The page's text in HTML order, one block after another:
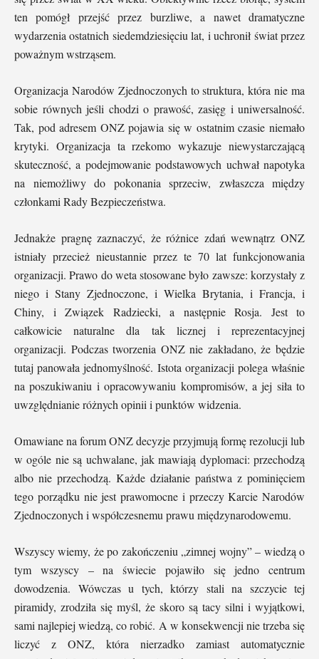
ten pomógł przejść przez burzliwe, a nawet dramatyczne
wydarzenia ostatnich siedemdziesięciu lat, i uchronił świat przez
poważnym wstrząsem.
Organizacja Narodów Zjednoczonych to struktura, która nie ma
sobie równych jeśli chodzi o prawość, zasięg i uniwersalność.
Tak, pod adresem ONZ pojawia się w ostatnim czasie niemało
krytyki. Organizacja ta rzekomo wykazuje niewystarczającą
skuteczność, a podejmowanie podstawowych uchwał napotyka
na niemożliwy do pokonania sprzeciw, zwłaszcza między
członkami Rady Bezpieczeństwa.
Jednakże pragnę zaznaczyć, że różnice zdań wewnątrz ONZ
istniały przecież nieustannie przez te 70 lat funkcjonowania
organizacji. Prawo do weta stosowane było zawsze: korzystały z
niego i Stany Zjednoczone, i Wielka Brytania, i Francja, i
Chiny, i Związek Radziecki, a następnie Rosja. Jest to
całkowicie naturalne dla tak licznej i reprezentacyjnej
organizacji. Podczas tworzenia ONZ nie zakładano, że będzie
tutaj panowała jednomyślność. Istota organizacji polega właśnie
na poszukiwaniu i opracowywaniu kompromisów, a jej siła to
uwzględnianie różnych opinii i punktów widzenia.
Omawiane na forum ONZ decyzje przyjmują formę rezolucji lub
w ogóle nie są uchwalane, jak mawiają dyplomaci: przechodzą
albo nie przechodzą. Każde działanie państwa z pominięciem
tego porządku nie jest prawomocne i przeczy Karcie Narodów
Zjednoczonych i współczesnemu prawu międzynarodowemu.
Wszyscy wiemy, że po zakończeniu „zimnej wojny” – wiedzą o
tym wszyscy – na świecie pojawiło się jedno centrum
dowodzenia. Wówczas u tych, którzy stali na szczycie tej
piramidy, zrodziła się myśl, że skoro są tacy silni i wyjątkowi,
sami najlepiej wiedzą, co robić. A w konsekwencji nie trzeba się
liczyć z ONZ, która nierzadko zamiast automatycznie